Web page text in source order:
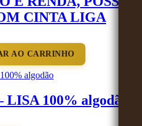
CINTA LIGA
AO CARRINHO
100% algodão